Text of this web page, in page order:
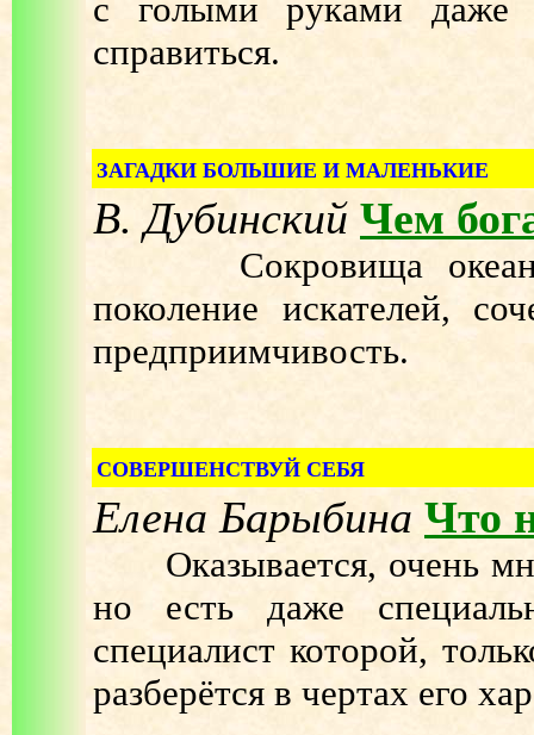
с голыми руками даже
справиться.
ЗАГАДКИ БОЛЬШИЕ И МАЛЕНЬКИЕ
В. Дубинский Чем
Сокровища
поколение искателей,
предприимчивость.
СОВЕРШЕНСТВУЙ СЕБЯ
Елена Барыбина Что
Оказывается, очень
но есть даже
специалист которой,
разберётся в чертах его